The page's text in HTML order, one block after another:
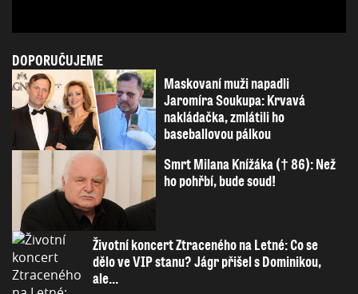
DOPORUČUJEME
Maskovaní muži napadli
Jaromíra Soukupa: Krvavá
nakládačka, zmlátili ho
baseballovou pálkou
Smrt Milana Knížáka († 86): Než
ho pohřbí, bude soud!
Životní koncert Ztraceného na Letné: Co se
dělo ve VIP stanu? Jágr přišel s Dominikou,
ale...